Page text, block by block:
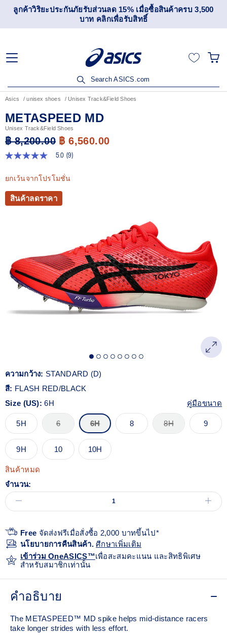
นค้าครบ 3,500
เข้าร่วม OneASICS™ เพื่อสะสมคะแนน แล
สมาชิกเท่านั้น สมัครเลย
Search ASICS.com
Asics unisex shoes Unisex Track&Field Shoes
METASPEED MD
Unisex Track&Field Shoes
฿ 8,200.00 ฿ 6,560.00
5.0
5
ดาว
ค่า
คะแนน
เฉลี่ย
เดียวกัน
5.0 (9)
ยกเว้นจากโปรโมชั่น
สินค้าลดราคา
ความกว้าง: STANDARD (D)
สี: FLASH RED/BLACK
Size (US):6H คู่มือขนาด
5H 6 6H 8 8H 9
9H 10 10H
สินค้าหมด
จำนวน:
Free จัดส่งฟรีเมื่อสั่งซื้อ 2,000 บาทขึ้นไป*
นโยบายการคืนสินค้า.ศีกษาเพิ่มเติม
เข้าร่วม OneASICS™เพื่อสะสมคะแนน และสิทธิพิเศษ
สำหรับสมาชิกเท่านั้น
คำอธิบาย
The METASPEED™ MD spike helps mid-distance racers
take longer strides with less effort. ​